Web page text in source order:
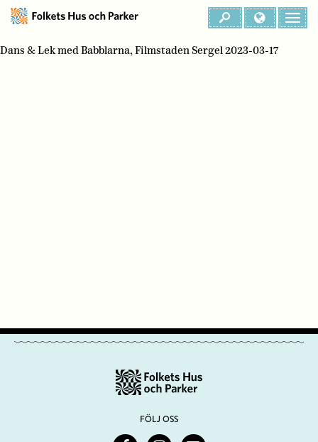
Dans & Lek med Babblarna, Filmstaden Sergel 2023-03-17
FÖLJ OSS